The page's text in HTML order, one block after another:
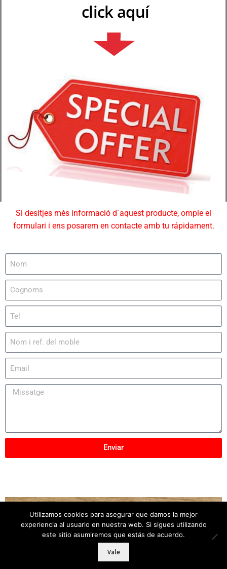
click aquí
Si desitjes més informació d´aquest producte, omple el
formulari i ens posarem en contacte amb tu rápidament.
Enviar
Copyright © 2025 Mobles Elber – Tots els drets
reservats
Utilizamos cookies para asegurar que damos la mejor
experiencia al usuario en nuestra web. Si sigues utilizando
este sitio asumiremos que estás de acuerdo.
Vale